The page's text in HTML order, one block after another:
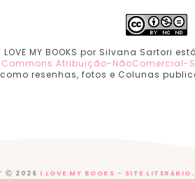
LOVE MY BOOKS por Silvana Sartori
Atribuição-NãoComercial-
resenhas, fotos e Colunas
2026 I LOVE MY BOOKS - SITE LITERÁRIO